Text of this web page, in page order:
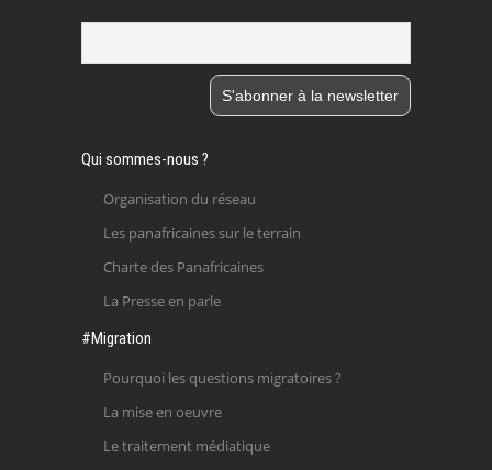
Qui sommes-nous ?
Organisation du réseau
Les panafricaines sur le terrain
Charte des Panafricaines
La Presse en parle
#Migration
Pourquoi les questions migratoires ?
La mise en oeuvre
Le traitement médiatique